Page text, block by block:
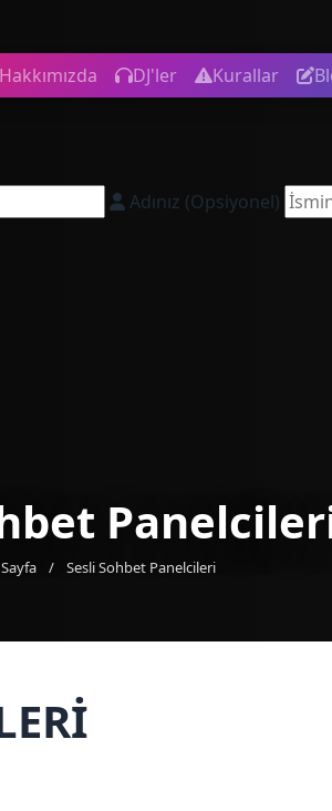
Hakkımızda DJ'ler Kurallar
Adınız (Opsiyonel)
/ Sesli Sohbet Panelcileri